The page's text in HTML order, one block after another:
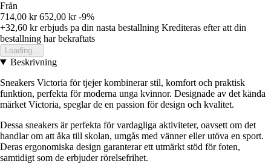
Från
714,00 kr 652,00 kr -9%
+32,60 krerbjuds pa din nasta bestallning Krediteras efter att din
bestallning har bekraftats
Loading...
Beskrivning
Sneakers Victoria för tjejer kombinerar stil, komfort och praktisk
funktion, perfekta för moderna unga kvinnor. Designade av det kända
märket Victoria, speglar de en passion för design och kvalitet.
Dessa sneakers är perfekta för vardagliga aktiviteter, oavsett om det
handlar om att åka till skolan, umgås med vänner eller utöva en sport.
Deras ergonomiska design garanterar ett utmärkt stöd för foten,
samtidigt som de erbjuder rörelsefrihet.